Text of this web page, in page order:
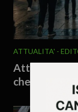
ATTUALITA'
Attenzione,
che